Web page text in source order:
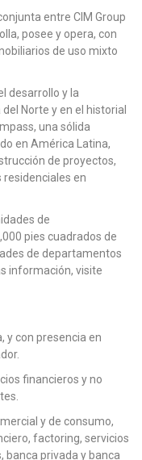
entre CIM Group
posee y opera, con
de uso mixto
desarrollo y la
Norte y en el historial
una sólida
en América Latina,
de proyectos,
en
de
pies cuadrados de
de departamentos
información, visite
y con presencia en
financieros y no
y de consumo,
factoring, servicios
banca privada y banca